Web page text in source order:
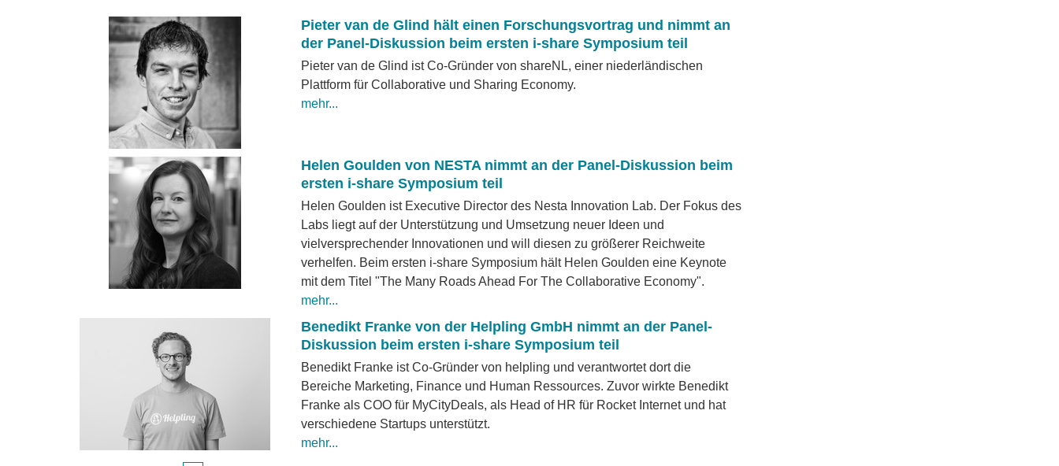
Pieter van de Glind hält einen Forschungsvortrag und nimmt an
der Panel-Diskussion beim ersten i-share Symposium teil
Pieter van de Glind ist Co-Gründer von shareNL, einer niederländischen
Plattform für Collaborative und Sharing Economy.
mehr...
Helen Goulden von NESTA nimmt an der Panel-Diskussion beim
ersten i-share Symposium teil
Helen Goulden ist Executive Director des Nesta Innovation Lab. Der Fokus des
Labs liegt auf der Unterstützung und Umsetzung neuer Ideen und
vielversprechender Innovationen und will diesen zu größerer Reichweite
verhelfen. Beim ersten i-share Symposium hält Helen Goulden eine Keynote
mit dem Titel "The Many Roads Ahead For The Collaborative Economy".
mehr...
Benedikt Franke von der Helpling GmbH nimmt an der Panel-
Diskussion beim ersten i-share Symposium teil
Benedikt Franke ist Co-Gründer von helpling und verantwortet dort die
Bereiche Marketing, Finance und Human Ressources. Zuvor wirkte Benedikt
Franke als COO für MyCityDeals, als Head of HR für Rocket Internet und hat
verschiedene Startups unterstützt.
mehr...